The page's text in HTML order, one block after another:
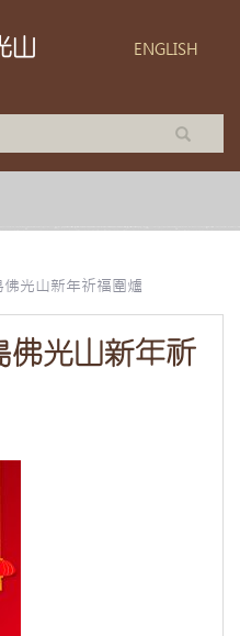
山 ENGLISH
光山新年祈福圍爐
佛光山新年祈